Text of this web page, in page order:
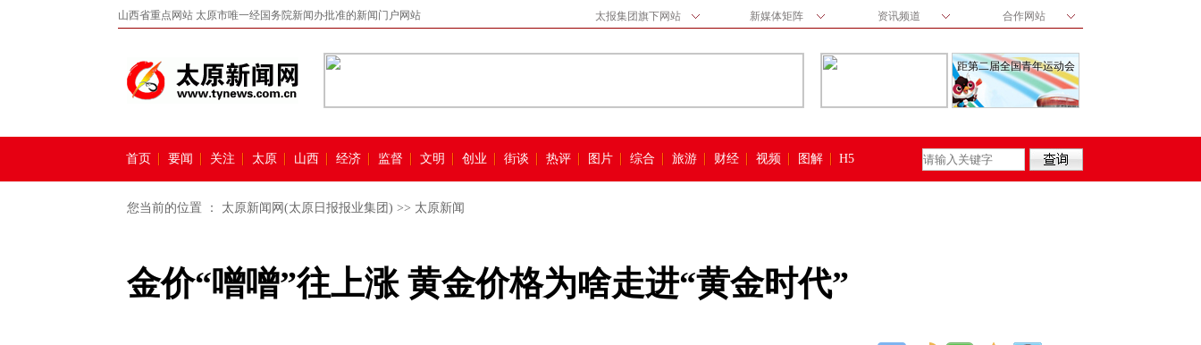
山西省重点网站 太原市唯一经国务院新闻办批准的新闻门户网站 太报集团旗下网站 新媒体矩阵 资讯频道 合作网站
距第二届全国青年运动会
首页 要闻 关注 太原 山西 经济 监督 文明 创业 街谈 热评 图片 综合 旅游 财经 视频 图解 H5
您当前的位置 ： 太原新闻网(太原日报报业集团) >> 太原新闻
金价“噌噌”往上涨 黄金价格为啥走进“黄金时代”